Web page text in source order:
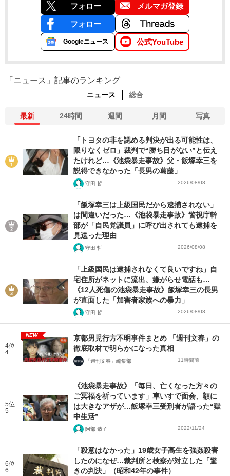
フォロー メルマガ登録
フォロー
Googleニュース 公式YouTube
「ニュース」記事のランキング
ニュース 総合
最新 24時間 週間 月間 写真
「トヨタの非を認める判決が出る可能性は、
限りなくゼロ」裁判で“勝ち目がない”と伝え
たけれど…《池袋暴走事故》父・飯塚幸三を
説得できなかった「長男の葛藤」
守田 哲 2026/08/08
「飯塚幸三は上級国民だから逮捕されない」
は間違いだった…《池袋暴走事故》警視庁幹
部が「自民党議員」に呼び出されても逮捕を
見送った理由
守田 哲 2026/08/08
「上級国民は逮捕されなくて良いですね」自
宅住所がネットに流出、嫌がらせ電話も…
《12人死傷の池袋暴走事故》飯塚幸三の長男
が直面した「加害者家族への暴力」
守田 哲 2026/08/08
4位
4
NEW
京都男児行方不明事件まとめ 「週刊文春」の
徹底取材で明らかになった真相
「週刊文春」編集部 11時間前
5位
5
《池袋暴走事故》「毎日、亡くなった方々の
ご冥福を祈っています」車いすで面会、額に
は大きなアザが…飯塚幸三受刑者が語った“獄
中生活”
阿部 恭子 2022/11/24
6位
6
「殺意はなかった」19歳女子高生を強姦殺害
したのになぜ…裁判所と検察が対立した「驚
きの判決」（昭和42年の事件）